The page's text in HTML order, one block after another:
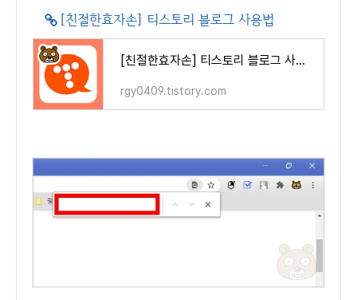
[친절한효자손] 티스토리 블로그 사용법
[친절한효자손] 티스토리 블로그 사용법
rgy0409.tistory.com